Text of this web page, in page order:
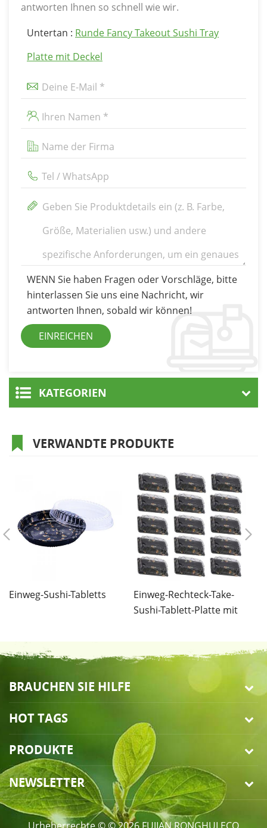
antworten Ihnen so schnell wie wir.
Untertan : Runde Fancy Takeout Sushi Tray
Platte mit Deckel
WENN Sie haben Fragen oder Vorschläge, bitte
hinterlassen Sie uns eine Nachricht, wir
antworten Ihnen, sobald wir können!
KATEGORIEN
VERWANDTE PRODUKTE
Einweg-Sushi-Tabletts
Einweg-Rechteck-Take-
Sushi-Tablett-Platte mit
BRAUCHEN SIE HILFE
HOT TAGS
PRODUKTE
NEWSLETTER